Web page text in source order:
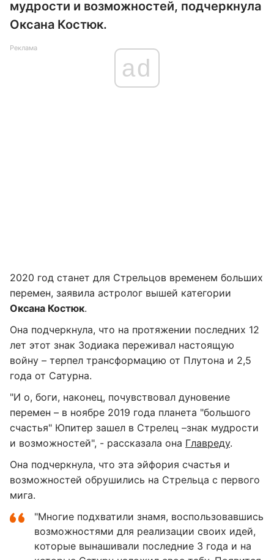
мудрости и возможностей, подчеркнула
Оксана Костюк.
Реклама
ad
2020 год станет для Стрельцов временем больших
перемен, заявила астролог вышей категории
Оксана Костюк.
Она подчеркнула, что на протяжении последних 12
лет этот знак Зодиака переживал настоящую
войну – терпел трансформацию от Плутона и 2,5
года от Сатурна.
"И о, боги, наконец, почувствовал дуновение
перемен – в ноябре 2019 года планета "большого
счастья" Юпитер зашел в Стрелец –знак мудрости
и возможностей", - рассказала она Главреду.
Она подчеркнула, что эта эйфория счастья и
возможностей обрушились на Стрельца с первого
мига.
"Многие подхватили знамя, воспользовавшись
возможностями для реализации своих идей,
которые вынашивали последние 3 года и на